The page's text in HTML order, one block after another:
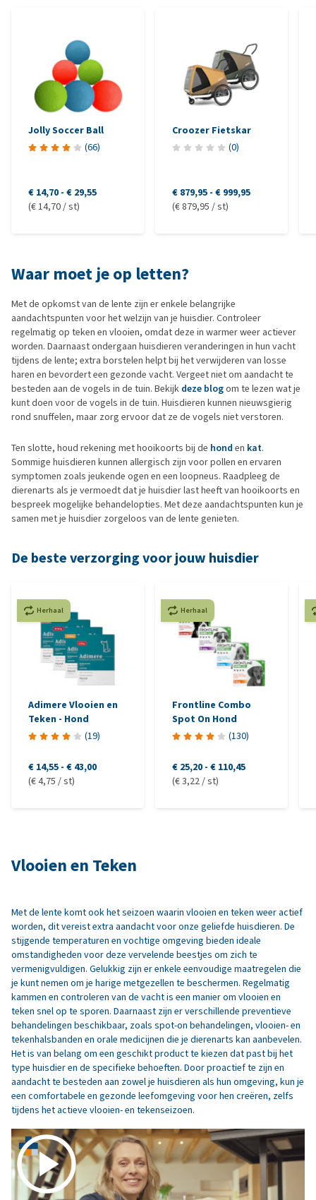
Jolly Soccer Ball
(66)
€ 14,70 - € 29,55
(€ 14,70 / st)
Croozer Fietskar
(0)
€ 879,95 - € 999,95
(€ 879,95 / st)
Waar moet je op letten?
Met de opkomst van de lente zijn er enkele belangrijke
aandachtspunten voor het welzijn van je huisdier. Controleer
regelmatig op teken en vlooien, omdat deze in warmer weer actiever
worden. Daarnaast ondergaan huisdieren veranderingen in hun vacht
tijdens de lente; extra borstelen helpt bij het verwijderen van losse
haren en bevordert een gezonde vacht. Vergeet niet om aandacht te
besteden aan de vogels in de tuin. Bekijk deze blogom te lezen wat je
kunt doen voor de vogels in de tuin. Huisdieren kunnen nieuwsgierig
rond snuffelen, maar zorg ervoor dat ze de vogels niet verstoren.
Ten slotte, houd rekening met hooikoorts bij de hond en kat.
Sommige huisdieren kunnen allergisch zijn voor pollen en ervaren
symptomen zoals jeukende ogen en een loopneus. Raadpleeg de
dierenarts als je vermoedt dat je huisdier last heeft van hooikoorts en
bespreek mogelijke behandelopties. Met deze aandachtspunten kun je
samen met je huisdier zorgeloos van de lente genieten.
De beste verzorging voor jouw huisdier
Herhaal
Adimere Vlooien en
Teken - Hond
(19)
€ 14,55 - € 43,00
(€ 4,75 / st)
Herhaal
Frontline Combo
Spot On Hond
(130)
€ 25,20 - € 110,45
(€ 3,22 / st)
Vlooien en Teken
Met de lente komt ook het seizoen waarin vlooien en teken weer actief
worden, dit vereist extra aandacht voor onze geliefde huisdieren. De
stijgende temperaturen en vochtige omgeving bieden ideale
omstandigheden voor deze vervelende beestjes om zich te
vermenigvuldigen. Gelukkig zijn er enkele eenvoudige maatregelen die
je kunt nemen om je harige metgezellen te beschermen. Regelmatig
kammen en controleren van de vacht is een manier om vlooien en
teken snel op te sporen. Daarnaast zijn er verschillende preventieve
behandelingen beschikbaar, zoals spot-on behandelingen, vlooien- en
tekenhalsbanden en orale medicijnen die je dierenarts kan aanbevelen.
Het is van belang om een geschikt product te kiezen dat past bij het
type huisdier en de specifieke behoeften. Door proactief te zijn en
aandacht te besteden aan zowel je huisdieren als hun omgeving, kun je
een comfortabele en gezonde leefomgeving voor hen creëren, zelfs
tijdens het actieve vlooien- en tekenseizoen.